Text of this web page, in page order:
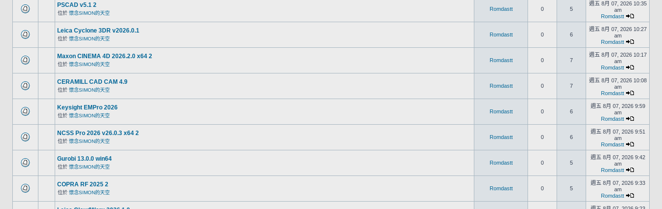
PSCAD v5.1 2
位於 懷念SIMON的天空
Romdastt 0 5
週五 8月 07, 2026 10:35
am
Romdastt
Leica Cyclone 3DR v2026.0.1
位於 懷念SIMON的天空
Romdastt 0 6
週五 8月 07, 2026 10:27
am
Romdastt
Maxon CINEMA 4D 2026.2.0 x64 2
位於 懷念SIMON的天空
Romdastt 0 7
週五 8月 07, 2026 10:17
am
Romdastt
CERAMILL CAD CAM 4.9
位於 懷念SIMON的天空
Romdastt 0 7
週五 8月 07, 2026 10:08
am
Romdastt
Keysight EMPro 2026
位於 懷念SIMON的天空
Romdastt 0 6
週五 8月 07, 2026 9:59
am
Romdastt
NCSS Pro 2026 v26.0.3 x64 2
位於 懷念SIMON的天空
Romdastt 0 6
週五 8月 07, 2026 9:51
am
Romdastt
Gurobi 13.0.0 win64
位於 懷念SIMON的天空
Romdastt 0 5
週五 8月 07, 2026 9:42
am
Romdastt
COPRA RF 2025 2
位於 懷念SIMON的天空
Romdastt 0 5
週五 8月 07, 2026 9:33
am
Romdastt